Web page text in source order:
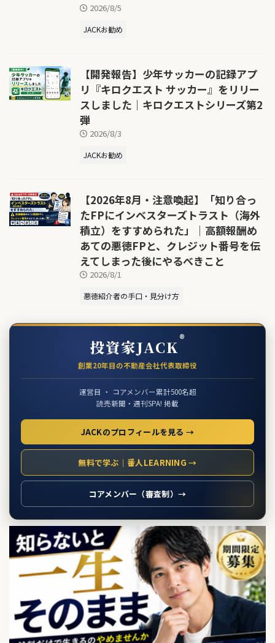
2026/8/5
JACKお勧め
【開発報告】少年サッカーの記録アプ
リ『キロクエスト サッカー』をリリー
スしました｜キロクエストシリーズ第2
弾
2026/8/3
JACKお勧め
【2026年8月・注意喚起】「知り合っ
たFPにインベスターズトラスト（海外
積立）をすすめられた」｜高額報酬め
あての悪徳FPと、クレジット番号を伝
えてしまった後にやるべきこと
2026/8/1
悪徳紹介者の手口・見分け方
投資家JACK®
創業20年目の不動産会社代表取締役
運営目 ・ コアメンバー累計500名超
読売新聞・週刊SPA! 掲載
JACKのプロフィールを見る →
無料で学ぶ｜番人LEARNING →
コアメンバー（審査制）→